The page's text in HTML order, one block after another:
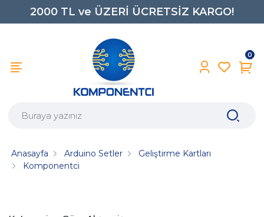
2000 TL ve ÜZERİ ÜCRETSİZ KARGO!
0850 242 0734
0
Anasayfa Arduino Setler
Geliştirme Kartları
Komponentci